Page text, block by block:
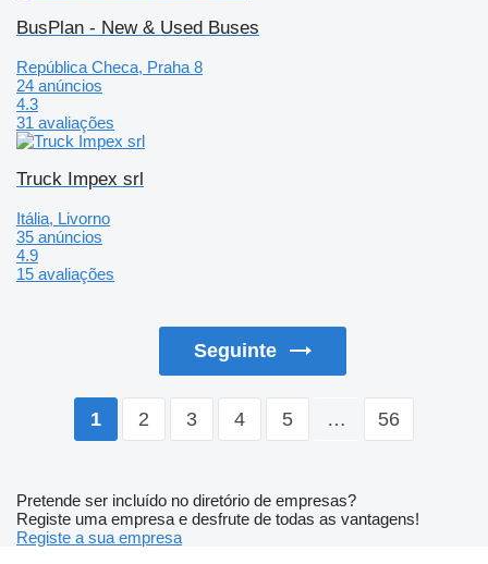
BusPlan - New & Used Buses
República Checa, Praha 8
24 anúncios
4.3
31 avaliações
Truck Impex srl
Itália, Livorno
35 anúncios
4.9
15 avaliações
Seguinte
1 2 3 4 5 … 56
Pretende ser incluído no diretório de empresas?
Registe uma empresa e desfrute de todas as vantagens!
Registe a sua empresa